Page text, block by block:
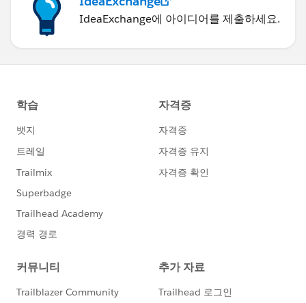
IdeaExchange에 아이디어를 제출하세요.